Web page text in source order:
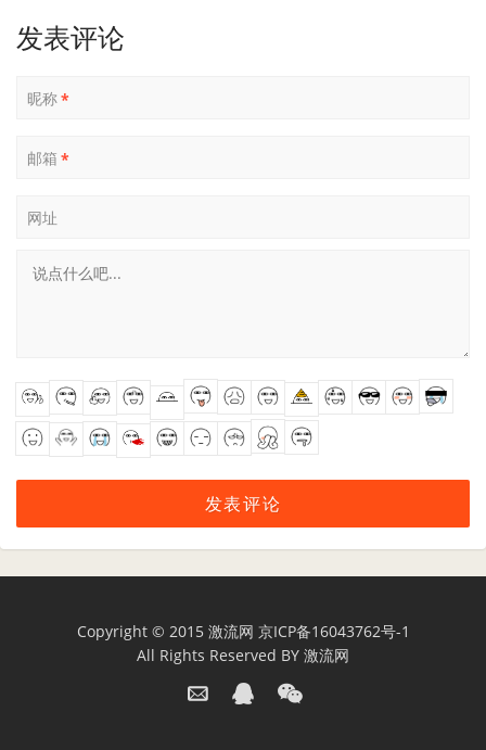
发表评论
昵称*
邮箱 *
网址
Copyright © 2015 激流网 京ICP备16043762号-1
All Rights Reserved BY 激流网